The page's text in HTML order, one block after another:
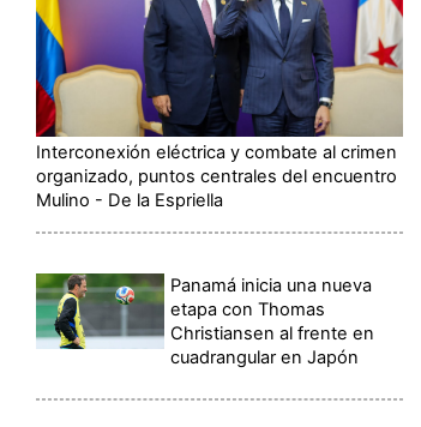
Interconexión eléctrica y combate al crimen
organizado, puntos centrales del encuentro
Mulino - De la Espriella
Panamá inicia una nueva
etapa con Thomas
Christiansen al frente en
cuadrangular en Japón